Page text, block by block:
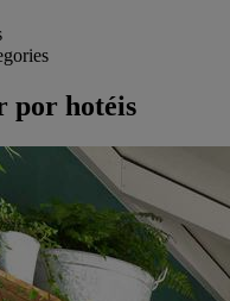
por hotéis